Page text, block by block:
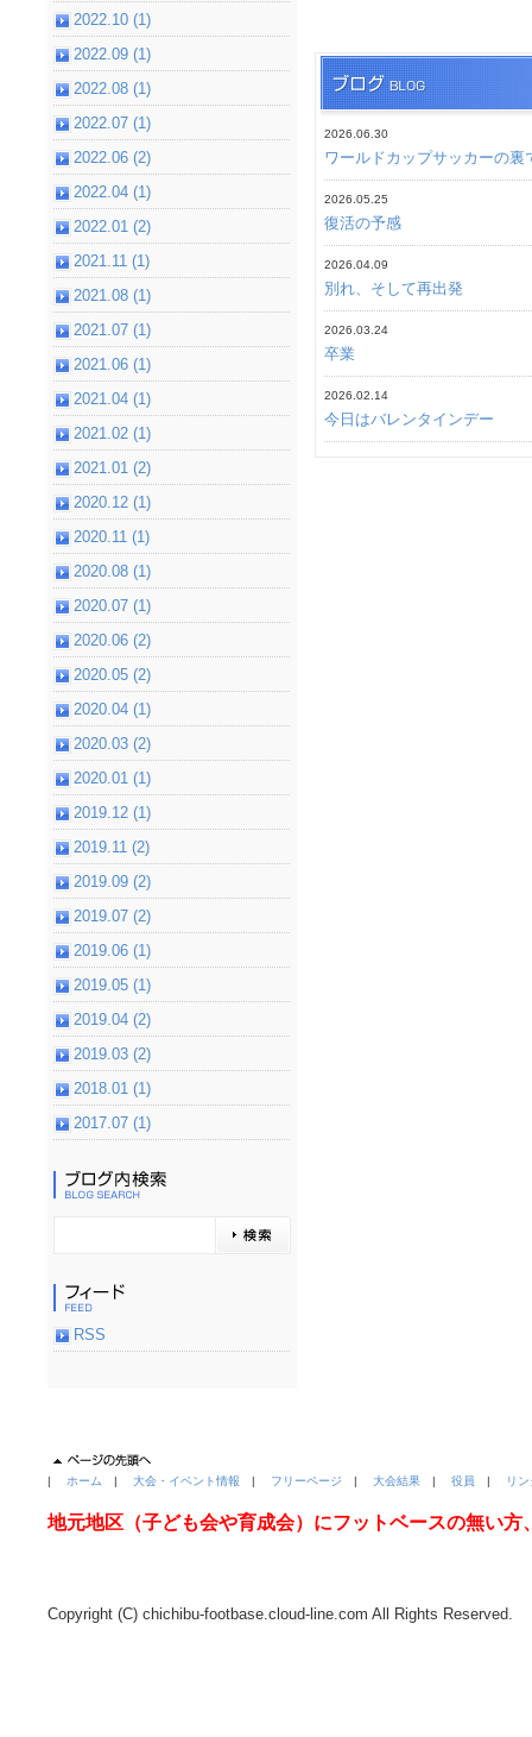
2026.06.30
ワールドカップサッカーの裏
2026.05.25
復活の予感
2026.04.09
別れ、そして再出発
2026.03.24
卒業
2026.02.14
今日はバレンタインデー
2022.10 (1)
2022.09 (1)
2022.08 (1)
2022.07 (1)
2022.06 (2)
2022.04 (1)
2022.01 (2)
2021.11 (1)
2021.08 (1)
2021.07 (1)
2021.06 (1)
2021.04 (1)
2021.02 (1)
2021.01 (2)
2020.12 (1)
2020.11 (1)
2020.08 (1)
2020.07 (1)
2020.06 (2)
2020.05 (2)
2020.04 (1)
2020.03 (2)
2020.01 (1)
2019.12 (1)
2019.11 (2)
2019.09 (2)
2019.07 (2)
2019.06 (1)
2019.05 (1)
2019.04 (2)
2019.03 (2)
2018.01 (1)
2017.07 (1)
RSS
| ホーム | 大会・イベント情報 | フリーページ | 大会結果 | 役員 | リ
地元地区（子ども会や育成会）にフットベースの無い方
Copyright (C) chichibu-footbase.cloud-line.com All Rights Reserved.